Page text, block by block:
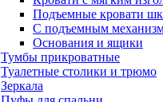
Подъемные кровати
С подъемным
Основания и ящики
Тумбы прикроватные
Туалетные столики и трюмо
Зеркала